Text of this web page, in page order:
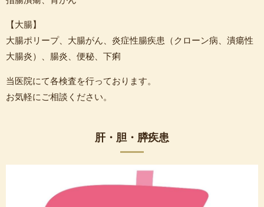
【大腸】
大腸ポリープ、大腸がん、炎症性腸疾患（クローン病、潰瘍性
大腸炎）、腸炎、便秘、下痢
当医院にて各検査を行っております。
お気軽にご相談ください。
肝・胆・膵疾患